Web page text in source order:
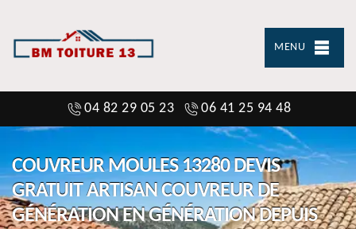
MENU
04 82 29 05 23 06 41 25 94 48
COUVREUR MOULES 13280 DEVIS
GRATUIT ARTISAN COUVREUR DE
GÉNÉRATION EN GÉNÉRATION DEPUIS